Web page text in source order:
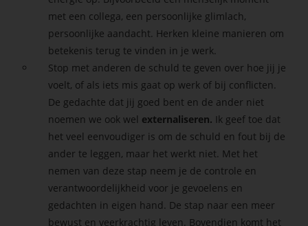
met een collega, een persoonlijke glimlach,
persoonlijke aandacht. Herken kleine manieren om
betekenis terug te vinden in je werk.
Stop met anderen de schuld te geven over hoe jij je
voelt, of als iets mis gaat op werk of bij conflicten.
De gedachte dat jij goed bent en de ander niet
noemen we ook wel externaliseren. Ik geef toe dat
het veel eenvoudiger is om de schuld en fout bij de
ander te leggen, maar het werkt niet. Met het
nemen van deze stap neem je de controle en
verantwoordelijkheid voor je gevoelens en
gedachten in eigen hand. De stap naar een meer
bewust en veerkrachtig leven. Bovendien komt het